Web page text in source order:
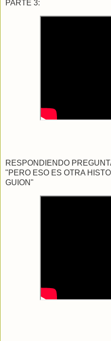
PARTE 3:
RESPONDIENDO
"PERO ESO ES OTRA
GUION"